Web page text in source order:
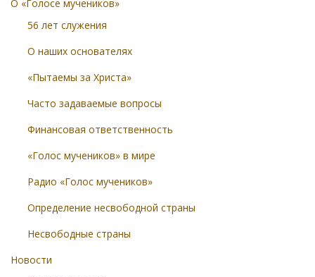
О «Голосе мучеников»
56 лет служения
О наших основателях
«Пытаемы за Христа»
Часто задаваемые вопросы
Финансовая ответственность
«Голос мучеников» в мире
Радио «Голос мучеников»
Определение несвободной страны
Несвободные страны
Новости